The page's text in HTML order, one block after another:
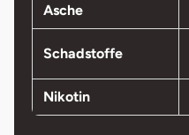
Asche
Schadstoffe
Nikotin